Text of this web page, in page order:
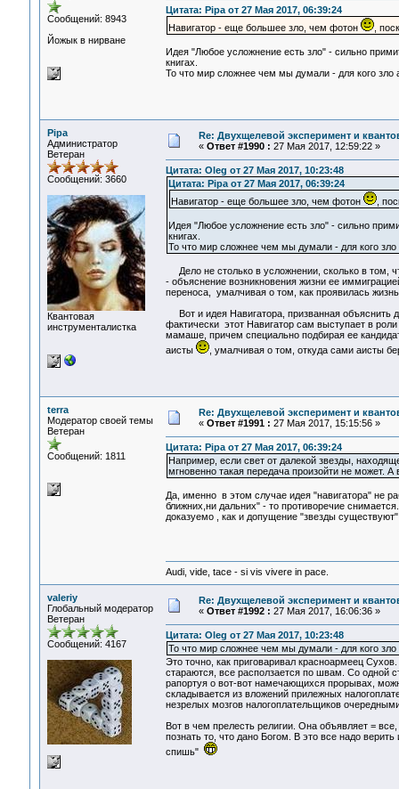
Сообщений: 8943
Йожык в нирване
Цитата: Pipa от 27 Мая 2017, 06:39:24
Навигатор - еще большее зло, чем фотон
,
Идея "Любое усложнение есть зло" - сильно
книгах.
То что мир сложнее чем мы думали - для кого зло
Pipa
Администратор
Ветеран
Сообщений: 3660
Квантовая
инструменталистка
Re: Двухщелевой эксперимент и
« Ответ #1990 : 27 Мая 2017, 12:59:22 »
Цитата: Oleg от 27 Мая 2017, 10:23:48
Цитата: Pipa от 27 Мая 2017, 06:39:24
Навигатор - еще большее зло, чем фотон
,
Идея "Любое усложнение есть зло" - сильно
книгах.
То что мир сложнее чем мы думали - для кого зло
Дело не столько в усложнении, сколько в том,
- объяснение возникновения жизни ее
переноса, умалчивая о том, как проявилась
Вот и идея Навигатора, призванная объяснить
фактически этот Навигатор сам выступает в
мамаше, причем специально подбирая ее
аисты
, умалчивая о том, откуда сами аисты
terra
Модератор своей темы
Ветеран
Сообщений: 1811
Re: Двухщелевой эксперимент и
« Ответ #1991 : 27 Мая 2017, 15:15:56 »
Цитата: Pipa от 27 Мая 2017, 06:39:24
Например, если свет от далекой звезды,
мгновенно такая передача произойти не может. А
Да, именно в этом случае идея "навигатора" не
ближних,ни дальних" - то противоречие
доказуемо , как и допущение "звезды существуют"
Audi, vide, tace - si vis vivere in pace.
valeriy
Глобальный модератор
Ветеран
Сообщений: 4167
Re: Двухщелевой эксперимент и
« Ответ #1992 : 27 Мая 2017, 16:06:36 »
Цитата: Oleg от 27 Мая 2017, 10:23:48
То что мир сложнее чем мы думали - для кого зло
Это точно, как приговаривал красноармеец
стараются, все расползается по швам. Со одной
рапортуя о вот-вот намечающихся прорывах,
складывается из вложений прилежных
незрелых мозгов налогоплательщиков
Вот в чем прелесть религии. Она объявляет =
познать то, что дано Богом. В это все надо
спишь"